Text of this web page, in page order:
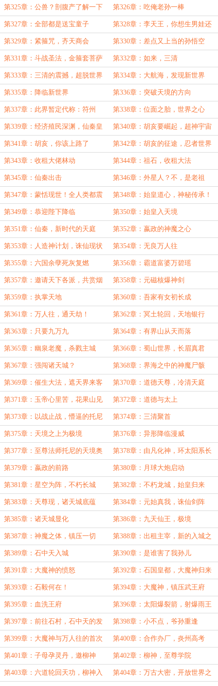
第325章：公兽？剖腹产了解一下 第326章：吃俺老孙一棒
第327章：全部都是送宝童子 第328章：李天王，你想生男娃还
是女娃？
第329章：紧箍咒，齐天商会 第330章：差点又上当的孙悟空
第331章：斗战圣法，金箍套菩萨 第332章：如来，三清
第333章：三清的震撼，超脱世界 第334章：大航海，发现新世界
第335章：降临新世界 第336章：突破天境的方向
第337章：此界暂定代称：符州 第338章：位面之胎，世界之心
第339章：经济殖民深渊，仙秦皇
子的未来
第340章：胡亥要崛起，超神宇宙
第341章：胡亥，你该上路了 第342章：胡亥的征途，忍者世界
第343章：收租大佬林动 第344章：祖石，收租大法
第345章：仙秦出击 第346章：外星人？不，是老祖
宗！
第347章：蒙恬现世！全人类都震
惊了！
第348章：始皇道心，神秘传承！
第349章：恭迎陛下降临 第350章：始皇入天境
第351章：仙秦，新时代的天庭 第352章：嬴政的神魔之心
第353章：人造神计划，诛仙现状 第354章：无良万人往
第355章：六国余孽死灰复燃 第356章：霸道富婆万碧瑶
第357章：邀请天下各派，共赏烟
花
第358章：元磁核爆神剑
第359章：执掌天地 第360章：吾家有女初长成
第361章：万人往，通天劫！ 第362章：冥土轮回，天地银行
第363章：只要九万九 第364章：有界山从天而落
第365章：幽泉老魔，杀戮主城 第366章：蜀山世界，长眉真君
第367章：强闯诸天城？ 第368章：界海之中的神魔尸骸
第369章：催生大法，遮天界来客 第370章：道德天尊，冷清天庭
第371章：玉帝心里苦，花果山见
闻
第372章：道德与太上
第373章：以战止战，懵逼的托尼 第374章：三清聚首
第375章：天境之上为极境 第376章：异形降临漫威
第377章：至尊法师托尼的天境奥
术
第378章：由凡化神，环太阳系长
城防线
第379章：嬴政的前路 第380章：月球大炮启动
第381章：星空为阵，不朽长城 第382章：不朽龙城，始皇归来
第383章：天尊现，诸天城底蕴 第384章：元始真我，诛仙剑阵
第385章：诸天城显化 第386章：九天仙王，极境
第387章：神魔之体，镇压一切 第388章：出租主宰，新的入城之
人
第389章：石中天入城 第390章：是谁害了我孙儿
第391章：大魔神的愤怒 第392章：石国皇都，大魔神归来
第393章：石毅何在！ 第394章：大魔神，镇压武王府
第395章：血洗王府 第396章：太阳爆裂箭，射爆雨王
府，
第397章：前往石村，石中天的发
家计划
第398章：小不点，爷孙重逢
第399章：大魔神与万人往的首次
会晤
第400章：合作办厂，炎州高考
第401章：子母孕灵丹，邀柳神 第402章：柳神，至尊学院
第403章：六道轮回天功，柳神入 第404章：万古大密，开放世界之